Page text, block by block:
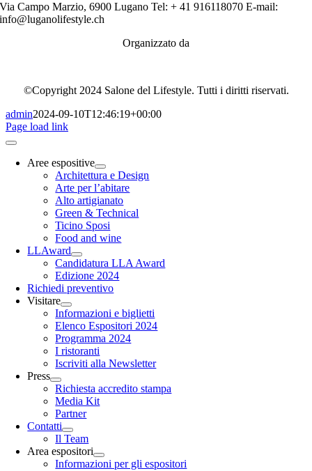
Via Campo Marzio, 6900 Lugano Tel: + 41 916118070 E-mail:
info@luganolifestyle.ch
Organizzato da
©Copyright 2024 Salone del Lifestyle. Tutti i diritti riservati.
admin2024-09-10T12:46:19+00:00
Page load link
Aree espositive
Architettura e Design
Arte per l’abitare
Alto artigianato
Green & Technical
Ticino Sposi
Food and wine
LLAward
Candidatura LLA Award
Edizione 2024
Richiedi preventivo
Visitare
Informazioni e biglietti
Elenco Espositori 2024
Programma 2024
I ristoranti
Iscriviti alla Newsletter
Press
Richiesta accredito stampa
Media Kit
Partner
Contatti
Il Team
Area espositori
Informazioni per gli espositori